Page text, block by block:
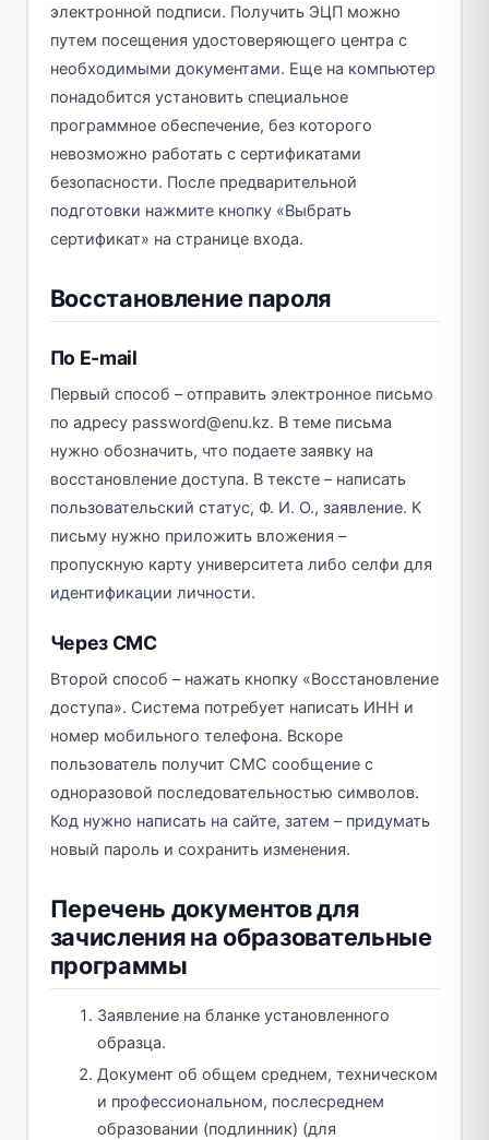
электронной подписи. Получить ЭЦП можно
путем посещения удостоверяющего центра с
необходимыми документами. Еще на компьютер
понадобится установить специальное
программное обеспечение, без которого
невозможно работать с сертификатами
безопасности. После предварительной
подготовки нажмите кнопку «Выбрать
сертификат» на странице входа.
Восстановление пароля
По E-mail
Первый способ – отправить электронное письмо
по адресу password@enu.kz. В теме письма
нужно обозначить, что подаете заявку на
восстановление доступа. В тексте – написать
пользовательский статус, Ф. И. О., заявление. К
письму нужно приложить вложения –
пропускную карту университета либо селфи для
идентификации личности.
Через СМС
Второй способ – нажать кнопку «Восстановление
доступа». Система потребует написать ИНН и
номер мобильного телефона. Вскоре
пользователь получит СМС сообщение с
одноразовой последовательностью символов.
Код нужно написать на сайте, затем – придумать
новый пароль и сохранить изменения.
Перечень документов для
зачисления на образовательные
программы
Заявление на бланке установленного
образца.
Документ об общем среднем, техническом
и профессиональном, послесреднем
образовании (подлинник) (для